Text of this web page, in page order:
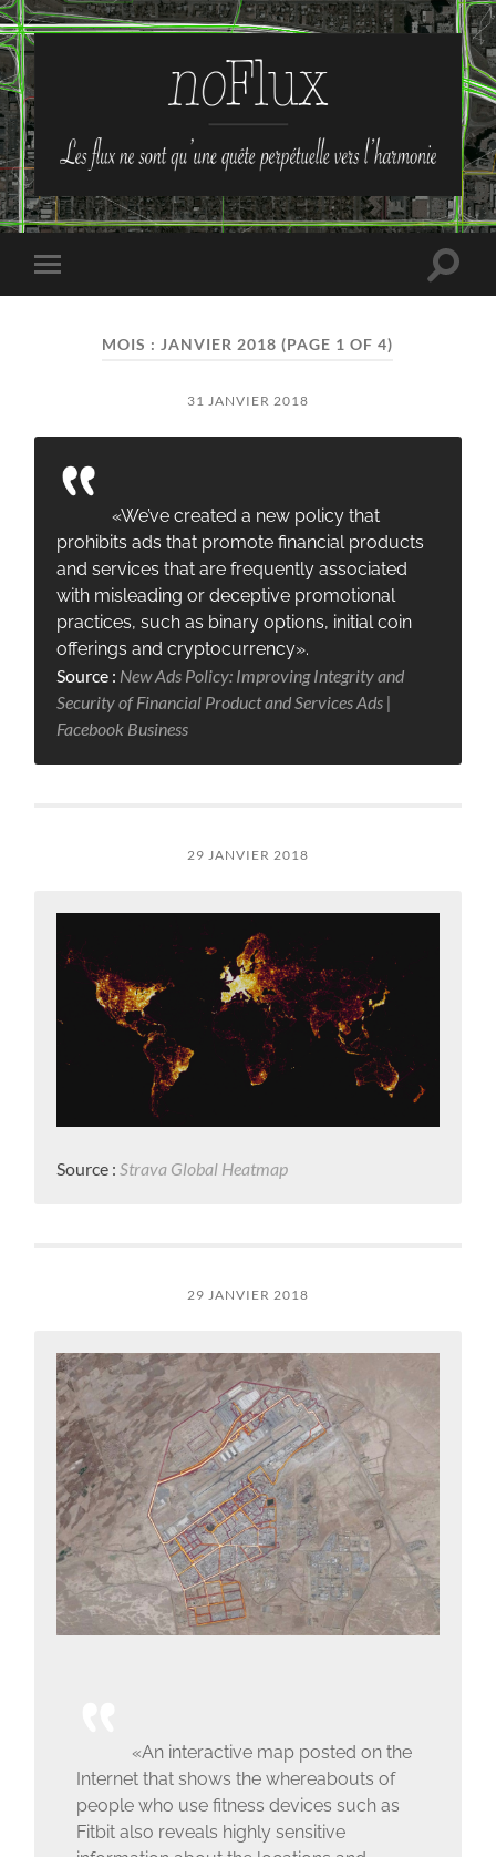
no-
Flux
Toggle
mobile
Toggle
MOIS : JANVIER 2018 (PAGE 1 OF 4)
31 JANVIER 2018
«We’ve created a new policy that
prohibits ads that promote financial products
and services that are frequently associated
with misleading or deceptive promotional
practices, such as binary options, initial coin
offerings and cryptocurrency».
Source : New Ads Policy: Improving Integrity and
Security of Financial Product and Services Ads |
Facebook Business
29 JANVIER 2018
Source : Strava Global Heatmap
29 JANVIER 2018
«An interactive map posted on the
Internet that shows the whereabouts of
people who use fitness devices such as
Fitbit also reveals highly sensitive